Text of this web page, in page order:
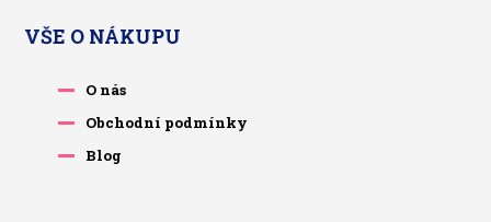
VŠE O NÁKUPU
O nás
Obchodní podmínky
Blog